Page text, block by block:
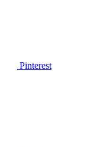
Pinterest